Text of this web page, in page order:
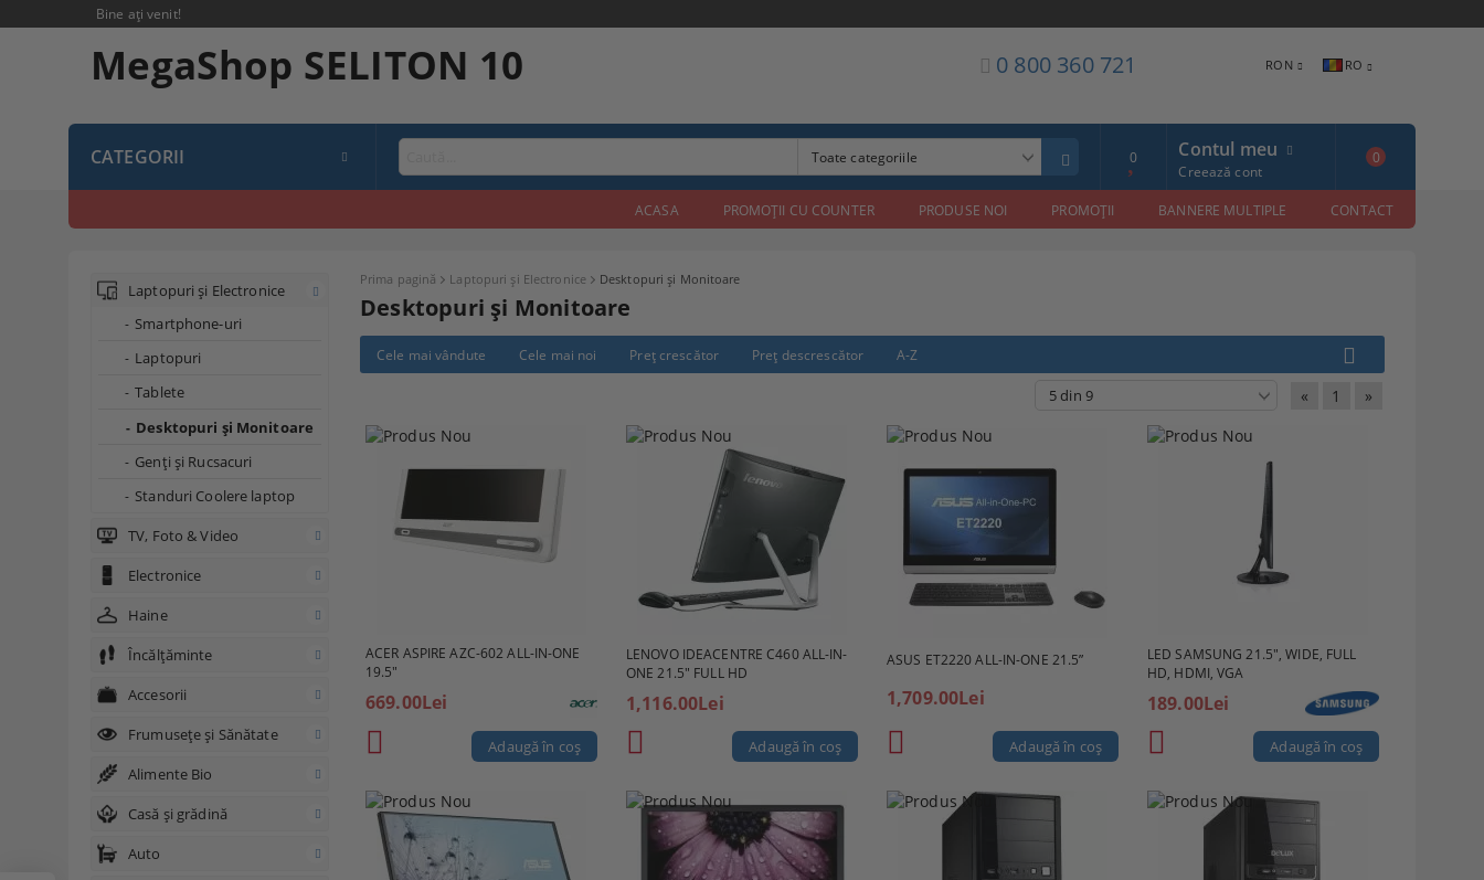
Bine ați venit!
MegaShop SELITON 10 0 800 360 721 RON RO
CATEGORII 0 Contul meu
Creează cont
0
ACASA PROMOŢII CU COUNTER PRODUSE NOI PROMOŢII BANNERE MULTIPLE CONTACT
Laptopuri și Electronice
Smartphone-uri
Laptopuri
Tablete
Desktopuri și Monitoare
Genți și Rucsacuri
Standuri Coolere laptop
TV, Foto & Video
Electronice
Haine
Încălțăminte
Accesorii
Frumusețe și Sănătate
Alimente Bio
Casă și grădină
Auto
Prima pagină Laptopuri și Electronice Desktopuri și Monitoare
Desktopuri și Monitoare
Cele mai vândute Cele mai noi Preţ crescător Preţ descrescător A-Z
« 1 »
ACER ASPIRE AZC-602 ALL-IN-ONE
19.5"
669.00Lei
LENOVO IDEACENTRE C460 ALL-IN-
ONE 21.5" FULL HD
1,116.00Lei
ASUS ET2220 ALL-IN-ONE 21.5”
1,709.00Lei
LED SAMSUNG 21.5", WIDE, FULL
HD, HDMI, VGA
189.00Lei